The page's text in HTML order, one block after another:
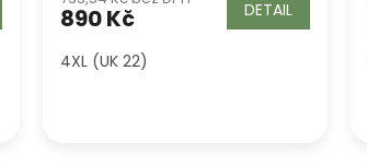
890 Kč DETAIL
4XL (UK 22)